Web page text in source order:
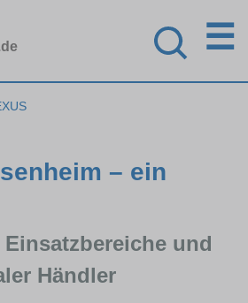
☰
– ein
und
Händler